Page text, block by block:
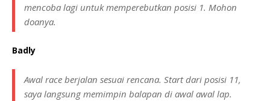
mencoba lagi untuk memperebutkan posisi 1. Mohon
doanya.
Badly
Awal race berjalan sesuai rencana. Start dari posisi 11,
saya langsung memimpin balapan di awal awal lap.